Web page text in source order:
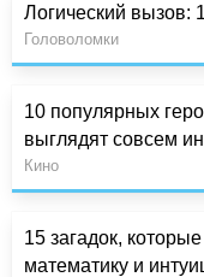
Логический вызов:
Головоломки
10 популярных
выглядят совсем
Кино
15 загадок,
математику и